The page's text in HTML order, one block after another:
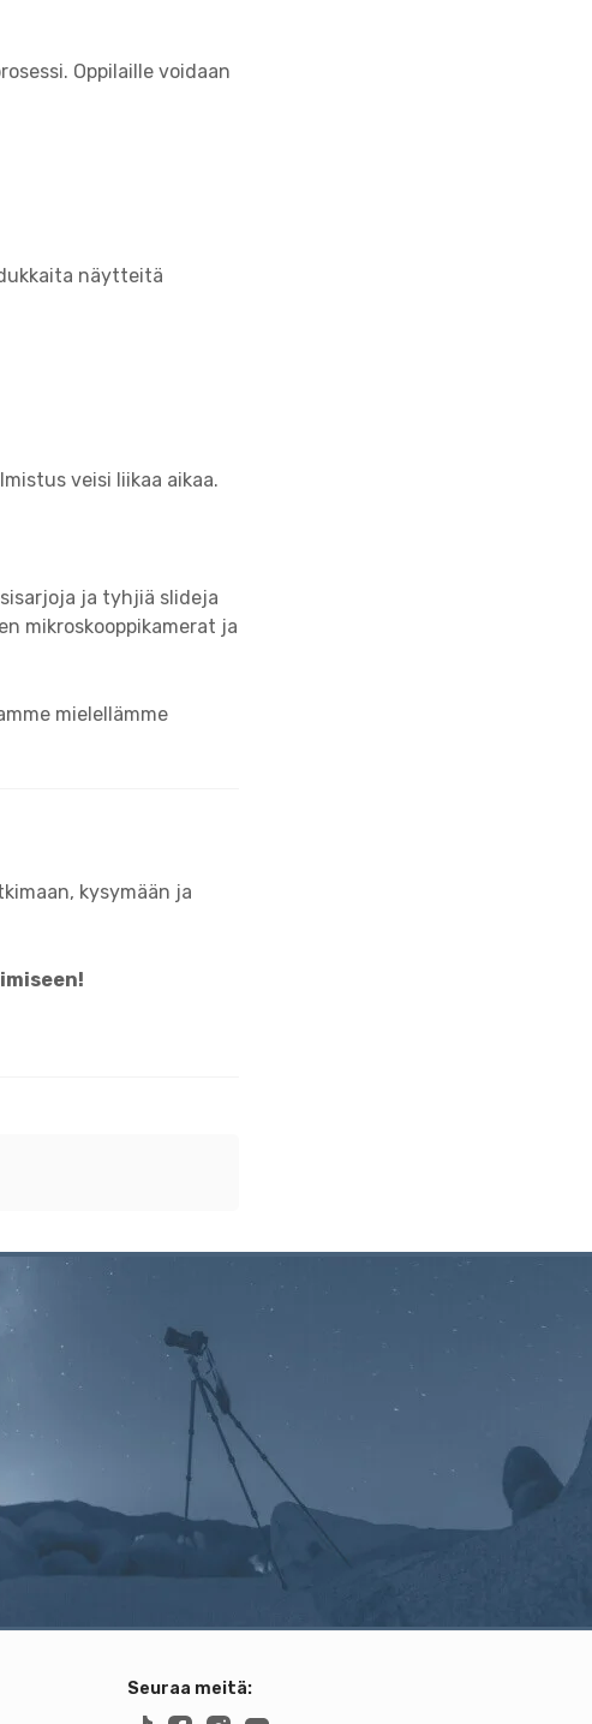
Oppilaille voidaan
näytteitä
veisi liikaa aikaa.
ja tyhjiä slideja
mikroskooppikamerat ja
mielellämme
kysymään ja
Seuraa meitä: